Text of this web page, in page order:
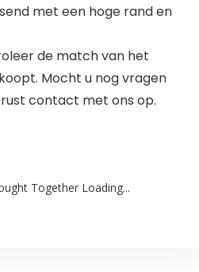
met een hoge rand en
de match van het
Mocht u nog vragen
contact met ons op.
Together Loading...